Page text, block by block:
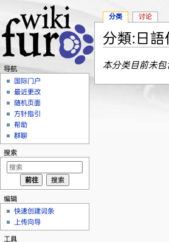
分類:日語
本分类目前未包
分类 讨论
导航
国际门户
最近更改
随机页面
方针指引
帮助
群聊
搜索
编辑
快速创建词条
上传向导
工具